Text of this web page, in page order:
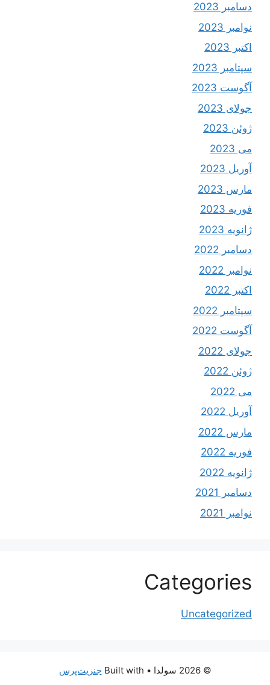
دسامبر 2023
نوامبر 2023
اکتبر 2023
سپتامبر 2023
آگوست 2023
جولای 2023
ژوئن 2023
می 2023
آوریل 2023
مارس 2023
فوریه 2023
ژانویه 2023
دسامبر 2022
نوامبر 2022
اکتبر 2022
سپتامبر 2022
آگوست 2022
جولای 2022
ژوئن 2022
می 2022
آوریل 2022
مارس 2022
فوریه 2022
ژانویه 2022
دسامبر 2021
نوامبر 2021
Categories
Uncategorized
© 2026 سولدا • Built with جنریت‌پرس